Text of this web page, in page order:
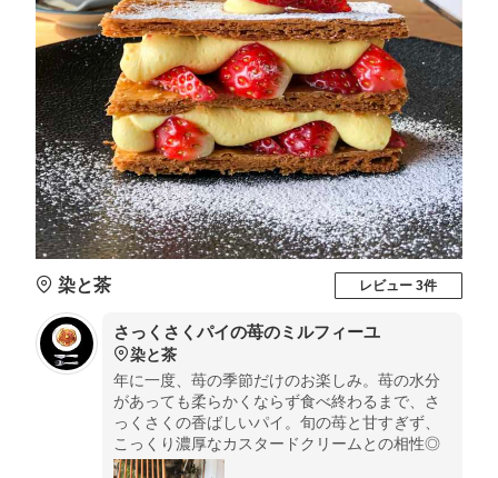
染と茶 レビュー 3件
さっくさくパイの苺のミルフィーユ
染と茶
年に一度、苺の季節だけのお楽しみ。苺の水分
があっても柔らかくならず食べ終わるまで、さ
っくさくの香ばしいパイ。旬の苺と甘すぎず、
こっくり濃厚なカスタードクリームとの相性◎